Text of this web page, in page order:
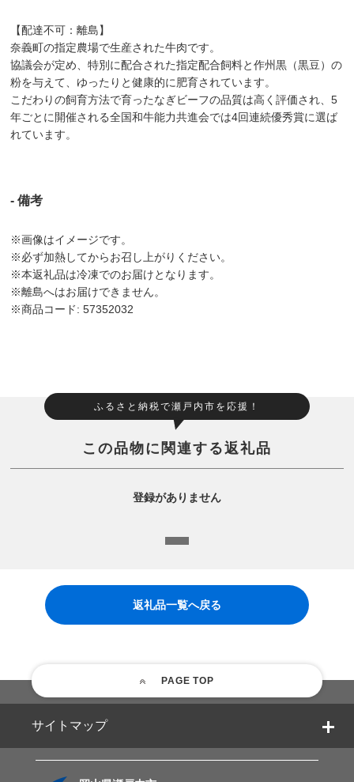
【配達不可：離島】
奈義町の指定農場で生産された牛肉です。
協議会が定め、特別に配合された指定配合飼料と作州黒（黒豆）の
粉を与えて、ゆったりと健康的に肥育されています。
こだわりの飼育方法で育ったなぎビーフの品質は高く評価され、5
年ごとに開催される全国和牛能力共進会では4回連続優秀賞に選ば
れています。
- 備考
※画像はイメージです。
※必ず加熱してからお召し上がりください。
※本返礼品は冷凍でのお届けとなります。
※離島へはお届けできません。
※商品コード: 57352032
ふるさと納税で瀬戸内市を応援！
この品物に関連する返礼品
登録がありません
返礼品一覧へ戻る
PAGE TOP
サイトマップ